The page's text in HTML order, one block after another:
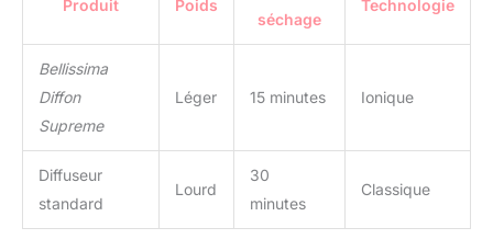
beauté naturelle de vos
cheveux. Bellissima
une gamme de différents
appareils de coiffage au
prennent soin de votre
chevelure. Normal, fin,
épais, ondulé, frisé ou
crépu, vous aurez
Produit Poids
séchage
Technologie
Bellissima
Diffon
Supreme
Léger 15 minutes Ionique
Diffuseur
standard
Lourd
30
minutes
Classique